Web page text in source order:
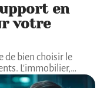
en
votre
de bien choisir le
L'immobilier,…